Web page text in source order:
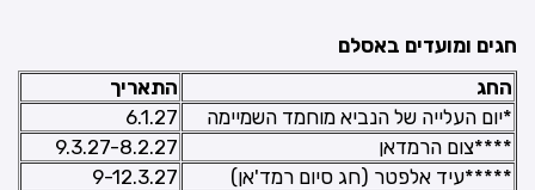
חגים ומועדים באסלם
החג
התאריך
*יום העלייה של הנביא מוחמד השמיימה
6.1.27
****צום הרמדאן
9.3.27-8.2.27
*****עיד אלפטר (חג סיום רמד'אן)
9-12.3.27